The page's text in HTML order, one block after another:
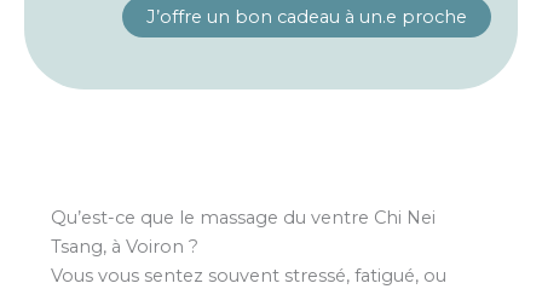
J’offre un bon cadeau à un.e proche
Qu’est-ce que le massage du ventre Chi Nei
Tsang, à Voiron ?
Vous vous sentez souvent stressé, fatigué, ou